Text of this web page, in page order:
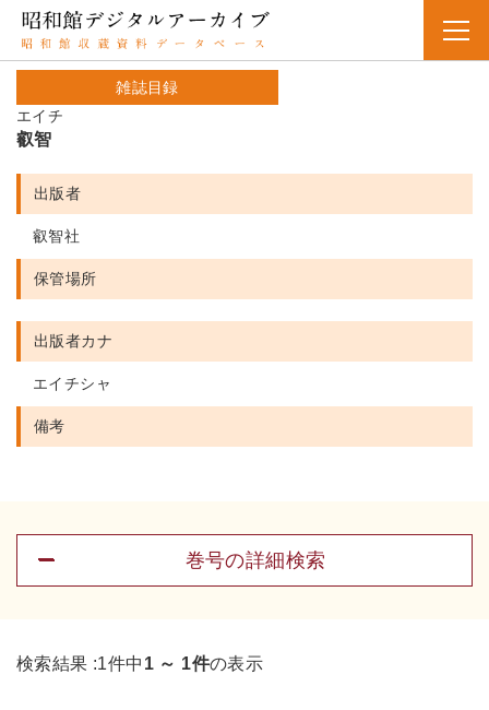
雑誌目録
エイチ
叡智
出版者
叡智社
保管場所
出版者カナ
エイチシャ
備考
巻号の詳細検索
検索結果 :1件中 1 ～ 1件の表示